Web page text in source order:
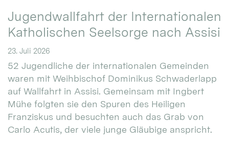
Jugendwallfahrt der Internationalen
Katholischen Seelsorge nach Assisi
23. Juli 2026
52 Jugendliche der internationalen Gemeinden
waren mit Weihbischof Dominikus Schwaderlapp
auf Wallfahrt in Assisi. Gemeinsam mit Ingbert
Mühe folgten sie den Spuren des Heiligen
Franziskus und besuchten auch das Grab von
Carlo Acutis, der viele junge Gläubige anspricht.